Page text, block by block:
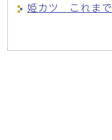
姫カツ これまで